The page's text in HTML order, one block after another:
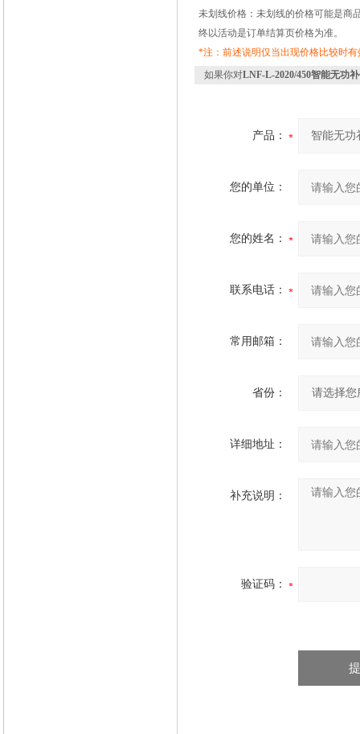
未划线价格：未划线的价格可能是商
终以活动是订单结算页价格为准。
*注：前述说明仅当出现价格比较时
如果你对LNF-L-2020/450智能无功
产品：
您的单位：
您的姓名：
联系电话：
常用邮箱：
省份：
详细地址：
补充说明：
验证码：